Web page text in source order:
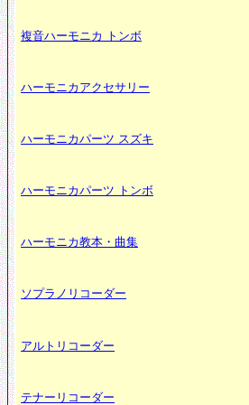
複音ハーモニカ トンボ
ハーモニカアクセサリー
ハーモニカパーツ スズキ
ハーモニカパーツ トンボ
ハーモニカ教本・曲集
ソプラノリコーダー
アルトリコーダー
テナーリコーダー